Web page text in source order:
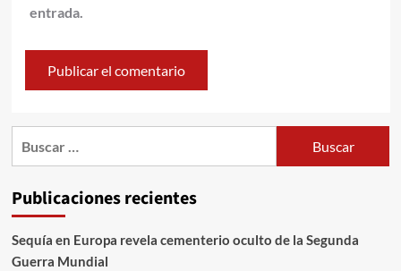
entrada.
Publicaciones recientes
Sequía en Europa revela cementerio oculto de la Segunda
Guerra Mundial